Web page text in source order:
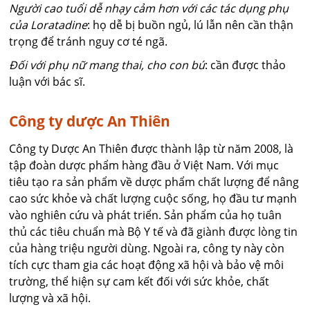
Người cao tuổi dễ nhạy cảm hơn với các tác dụng phụ
của Loratadine: họ dễ bị buồn ngủ, lú lẫn nên cần thận
trọng để tránh nguy cơ té ngã.
Đối với phụ nữ mang thai, cho con bú: cần được thảo
luận với bác sĩ.
Công ty dược An Thiên
Công ty Dược An Thiên được thành lập từ năm 2008, là
tập đoàn dược phẩm hàng đầu ở Việt Nam. Với mục
tiêu tạo ra sản phẩm về dược phẩm chất lượng để nâng
cao sức khỏe và chất lượng cuộc sống, họ đầu tư mạnh
vào nghiên cứu và phát triển. Sản phẩm của họ tuân
thủ các tiêu chuẩn mà Bộ Y tế và đã giành được lòng tin
của hàng triệu người dùng. Ngoài ra, công ty này còn
tích cực tham gia các hoạt động xã hội và bảo vệ môi
trường, thể hiện sự cam kết đối với sức khỏe, chất
lượng và xã hội.